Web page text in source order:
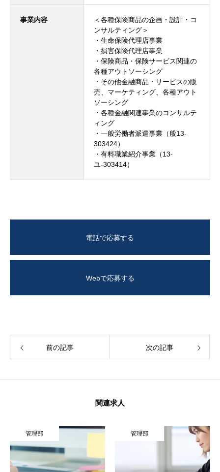
事業内容
＜各種保険商品の企画・設計・コ
ンサルティング＞
・生命保険代理店事業
・損害保険代理店事業
・保険商品・保険サービス関連の
各種アウトソーシング
・その他金融商品・サービスの販
売、マーケティング、各種アウト
ソーシング
・各種金融関連事業のコンサルテ
ィング
・一般労働者派遣事業（般13-
303424）
・有料職業紹介事業（13-
ユ-303414）
電話で応募する
Webで応募する
前の記事 次の記事
関連求人
管理部 管理部